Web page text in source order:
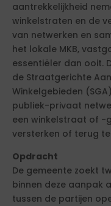
aantrekkelijkheid
winkelstraten en de
van netwerken en
het lokale MKB,
essentiëler dan ooit.
de Straatgerichte
Winkelgebieden
publiek-privaat
een winkelstraat of -
versterken of terug te
Opdracht
De gemeente zoekt
binnen deze aanpak
tussen de partijen